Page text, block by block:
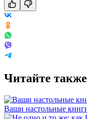
Читайте также
Ваши настольные